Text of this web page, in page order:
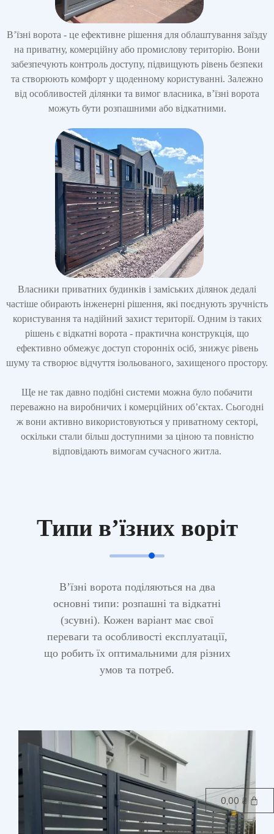
В’їзні ворота - це ефективне рішення для облаштування заїзду
на приватну, комерційну або промислову територію. Вони
забезпечують контроль доступу, підвищують рівень безпеки
та створюють комфорт у щоденному користуванні. Залежно
від особливостей ділянки та вимог власника, в’їзні ворота
можуть бути розпашними або відкатними.
Власники приватних будинків і заміських ділянок дедалі
частіше обирають інженерні рішення, які поєднують зручність
користування та надійний захист території. Одним із таких
рішень є відкатні ворота - практична конструкція, що
ефективно обмежує доступ сторонніх осіб, знижує рівень
шуму та створює відчуття ізольованого, захищеного простору.
Ще не так давно подібні системи можна було побачити
переважно на виробничих і комерційних об’єктах. Сьогодні
ж вони активно використовуються у приватному секторі,
оскільки стали більш доступними за ціною та повністю
відповідають вимогам сучасного житла.
Типи в’їзних воріт
В’їзні ворота поділяються на два
основні типи: розпашні та відкатні
(зсувні). Кожен варіант має свої
переваги та особливості експлуатації,
що робить їх оптимальними для різних
умов та потреб.
0,00 ₴